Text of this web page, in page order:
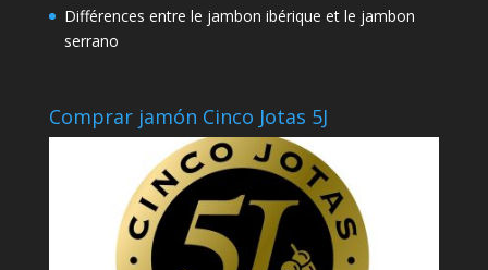
Différences entre le jambon ibérique et le jambon
serrano
Comprar jamón Cinco Jotas 5J